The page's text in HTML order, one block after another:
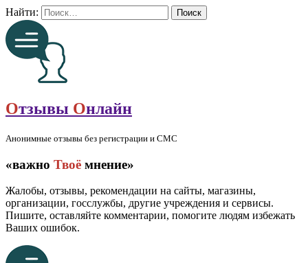
Найти:
Отзывы Онлайн
Анонимные отзывы без регистрации и СМС
«важно Твоё мнение»
Жалобы, отзывы, рекомендации на сайты, магазины,
организации, госслужбы, другие учреждения и сервисы.
Пишите, оставляйте комментарии, помогите людям избежать
Ваших ошибок.